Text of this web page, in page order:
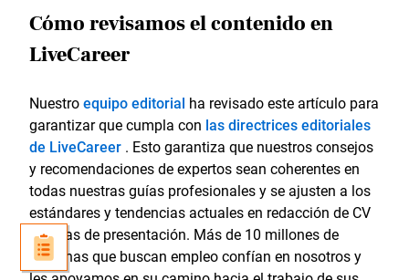
Cómo revisamos el contenido en
LiveCareer
Nuestroequipo editorial ha revisado este artículo para
garantizar que cumpla con las directrices editoriales
de LiveCareer . Esto garantiza que nuestros consejos
y recomendaciones de expertos sean coherentes en
todas nuestras guías profesionales y se ajusten a los
estándares y tendencias actuales en redacción de CV
y cartas de presentación. Más de 10 millones de
personas que buscan empleo confían en nosotros y